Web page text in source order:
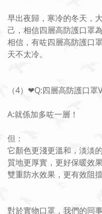
早出夜歸，寒冷的冬天，
己，相信四層高防護口罩
相信，有咗四層高防護
天不太冷。
（4）❤Q:四層高防護口罩
A:就係加多咗一層！
但：
它顏色更淺更溫和，淡淡
質地更厚實，更好保暖效
雙重防水效果，更有效阻
對於實物口罩，我們的同